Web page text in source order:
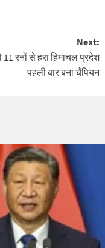
Next:
रनों से हरा हिमाचल प्रदेश
पहली बार बना चैंपियन